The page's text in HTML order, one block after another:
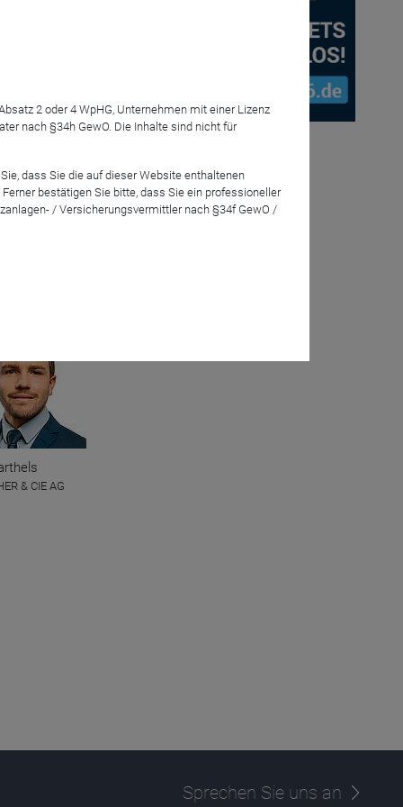
als
will man
und was
& CIE AG
Sprechen Sie uns an
2 oder 4 WpHG, Unternehmen mit einer Lizenz
nach §34h GewO. Die Inhalte sind nicht für
dass Sie die auf dieser Website enthaltenen
bestätigen Sie bitte, dass Sie ein professioneller
/ Versicherungsvermittler nach §34f GewO /